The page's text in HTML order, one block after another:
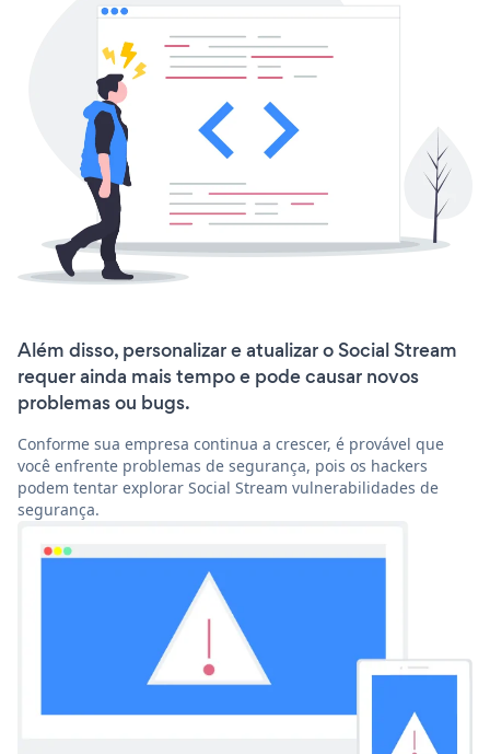
Além disso, personalizar e atualizar o Social Stream
requer ainda mais tempo e pode causar novos
problemas ou bugs.
Conforme sua empresa continua a crescer, é provável que
você enfrente problemas de segurança, pois os hackers
podem tentar explorar Social Stream vulnerabilidades de
segurança.